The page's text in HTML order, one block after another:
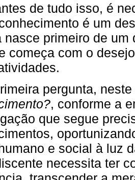
de tudo isso, é
é um
nasce primeiro de
começa com o
pergunta,
, conforme a
que segue
e social à luz
necessita ter